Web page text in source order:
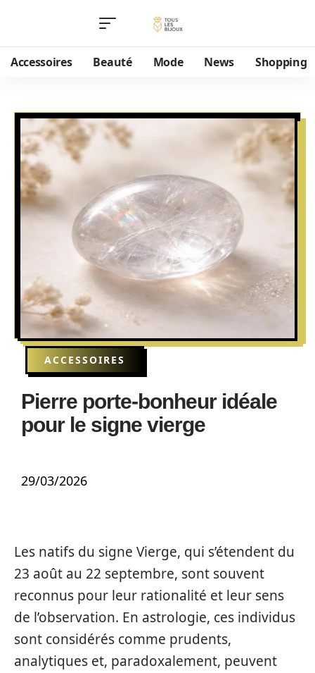
Accessoires Beauté Mode News Shopping
ACCESSOIRES
Pierre porte-bonheur idéale
pour le signe vierge
29/03/2026
Les natifs du signe Vierge, qui s’étendent du
23 août au 22 septembre, sont souvent
reconnus pour leur rationalité et leur sens
de l’observation. En astrologie, ces individus
sont considérés comme prudents,
analytiques et, paradoxalement, peuvent